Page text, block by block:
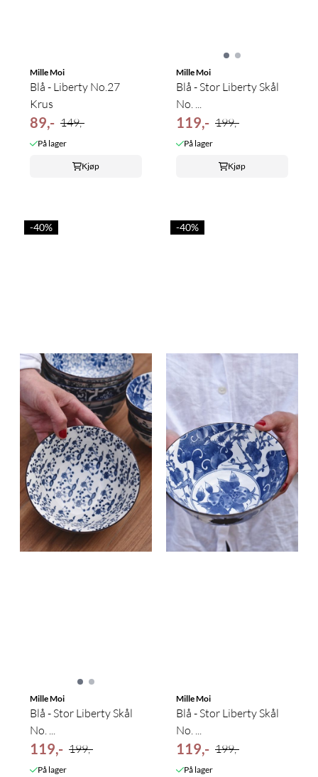
Mille Moi
Blå - Liberty No.27
Krus
89,- 149,-
På lager
Kjøp
Mille Moi
Blå - Stor Liberty Skål
No. ...
119,- 199,-
På lager
Kjøp
-40%
Mille Moi
Blå - Stor Liberty Skål
No. ...
119,- 199,-
På lager
-40%
Mille Moi
Blå - Stor Liberty Skål
No. ...
119,- 199,-
På lager